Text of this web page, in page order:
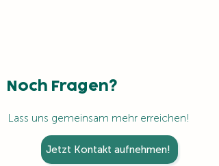
Noch Fragen?
Lass uns gemeinsam mehr erreichen!
Jetzt Kontakt aufnehmen!